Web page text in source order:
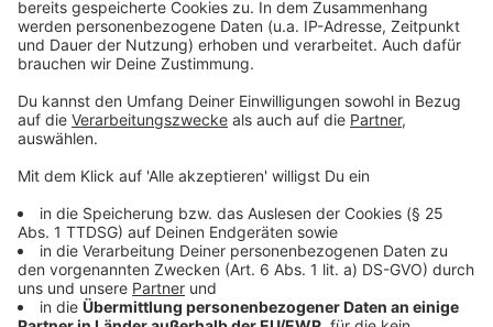
der Refrain selbst. Mit an Bord als Songwriter und als
Produzent ist wieder der Schwede Max Martin, einst
oder die Backstreet Boys ("I Want It That Way").
Kommerzieller Pop ist Max Martins Spezialgebiet.
Ein Ohrwurm ist auch "Good Feelings" mit einem Funk-
Rhythmus im Stil von Chic. Deren Gitarrist Nile Rodgers
spielt mit und ist als einer der Songwriter gelistet.
Gleichzeitig ist da dieser beschwingte Boygroup-
Sound. Den beherrschen Coldplay spätestens seit der
gemeinsamen Single mit den K-Pop-Superstars BTS